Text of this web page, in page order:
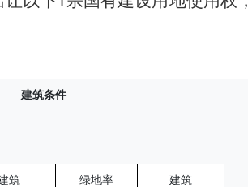
建筑条件
筑 绿地率 建筑